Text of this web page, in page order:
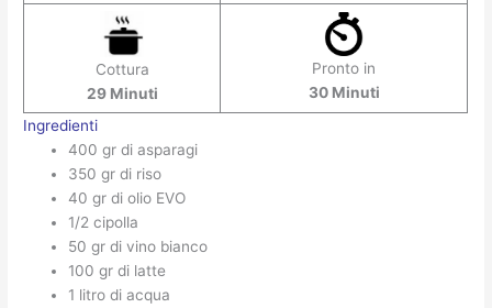
Cottura
29 Minuti
Pronto in
30 Minuti
Ingredienti
400 gr di asparagi
350 gr di riso
40 gr di olio EVO
1/2 cipolla
50 gr di vino bianco
100 gr di latte
1 litro di acqua